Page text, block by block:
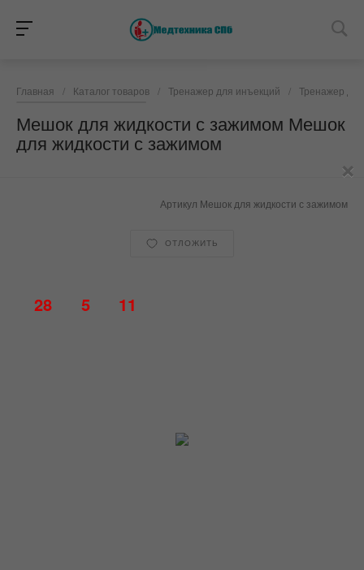
Главная / Каталог товаров / Тренажер для инъекций / Тренажер
Мешок для жидкости с зажимом Мешок
для жидкости с зажимом
Артикул Мешок для жидкости с зажимом
ОТЛОЖИТЬ
×
28 5 11